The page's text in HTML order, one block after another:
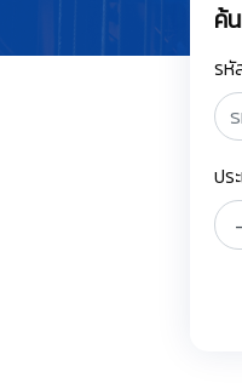
ค้
รหั
ปร